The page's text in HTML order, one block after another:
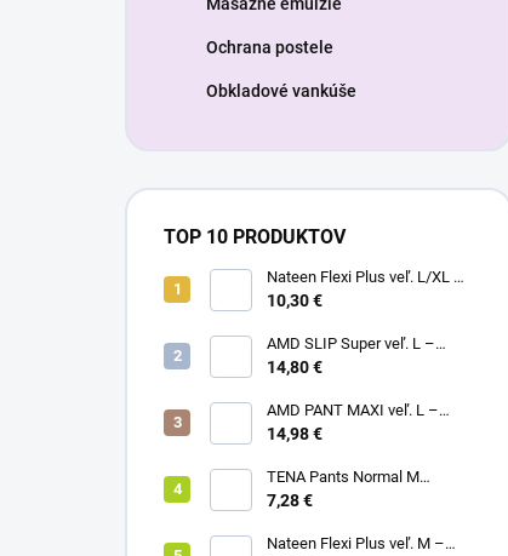
Ochrana postele
Obkladové vankúše
TOP 10 PRODUKTOV
Nateen Flexi Plus veľ. L/XL –
nohavičky plienkové (10ks)
10,30 €
AMD SLIP Super veľ. L –
14,80 €
AMD PANT MAXI veľ. L –
14,98 €
TENA Pants Normal M
naťahovacie inkontinenčné
7,28 €
Nateen Flexi Plus veľ. M –